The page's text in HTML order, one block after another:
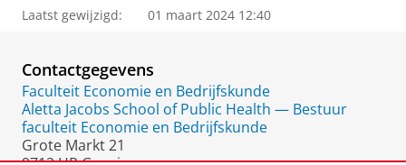
o
r
a
l
Laatst gewijzigd: 01 maart 2024 12:40
Contactgegevens
Faculteit Economie en Bedrijfskunde
Aletta Jacobs School of Public Health — Bestuur
faculteit Economie en Bedrijfskunde
Grote Markt 21